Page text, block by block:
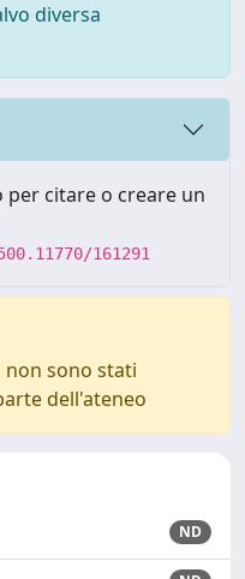
diversa
citare o creare un
161291
non sono stati
dell'ateneo
ND